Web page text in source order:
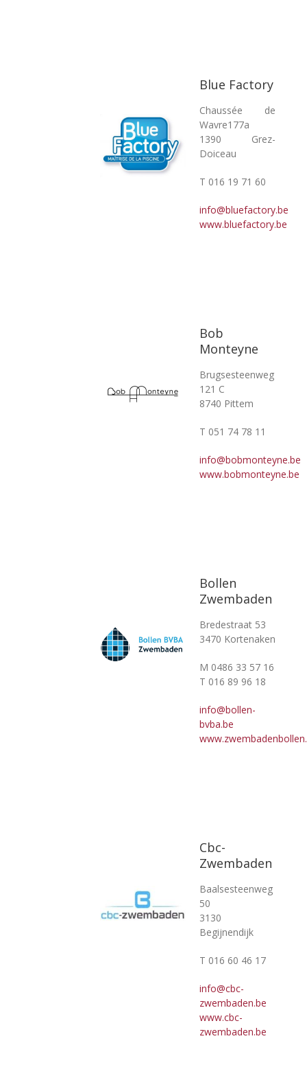
Blue Factory
Chaussée de
Wavre177a
1390 Grez-
Doiceau
T 016 19 71 60
info@bluefactory.be
www.bluefactory.be
Bob
Monteyne
Brugsesteenweg
121 C
8740 Pittem
T 051 74 78 11
info@bobmonteyne.be
www.bobmonteyne.be
Bollen
Zwembaden
Bredestraat 53
3470 Kortenaken
M 0486 33 57 16
T 016 89 96 18
info@bollen-
bvba.be
Cbc-
Zwembaden
Baalsesteenweg
50
3130
Begijnendijk
T 016 60 46 17
info@cbc-
zwembaden.be
www.cbc-
zwembaden.be